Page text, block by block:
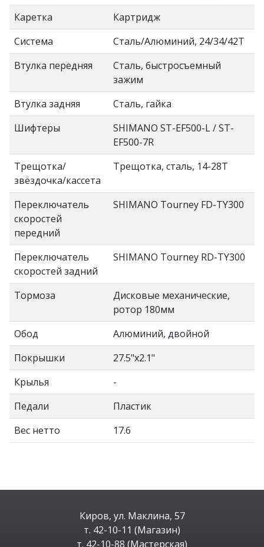
Каретка
Картридж
Система
Сталь/Алюминий, 24/34/42Т
Втулка передняя
Сталь, быстросъемный
зажим
Втулка задняя
Сталь, гайка
Шифтеры
SHIMANO ST-EF500-L / ST-
EF500-7R
Трещотка/
звёздочка/кассета
Трещотка, сталь, 14-28Т
Переключатель
скоростей
передний
SHIMANO Tourney FD-TY300
Переключатель
скоростей задний
SHIMANO Tourney RD-TY300
Тормоза
Дисковые механические,
ротор 180мм
Обод
Алюминий, двойной
Покрышки
27.5"x2.1"
Крылья
-
Педали
Пластик
Вес нетто
17.6
Киров, ул. Маклина, 57
т. 42-10-11 (Магазин)
т. 42-10-88 (Мастерская)